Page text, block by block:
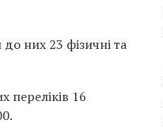
них 23 фізичні та
переліків 16